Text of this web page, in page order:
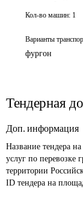
Кол-во машин: 1
Варианты
фургон
Тендерная
Доп. информация
Название тендера
услуг по
территории
ID тендера на